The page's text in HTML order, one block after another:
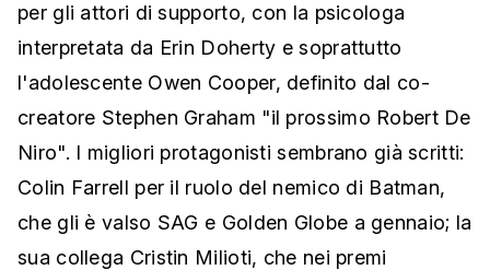
per gli attori di supporto, con la psicologa
interpretata da Erin Doherty e soprattutto
l'adolescente Owen Cooper, definito dal co-
creatore Stephen Graham "il prossimo Robert De
Niro". I migliori protagonisti sembrano già scritti:
Colin Farrell per il ruolo del nemico di Batman,
che gli è valso SAG e Golden Globe a gennaio; la
sua collega Cristin Milioti, che nei premi